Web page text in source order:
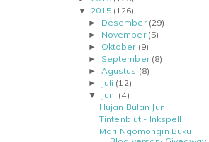
▼ 2015 (126)
► Desember (29)
► November (5)
► Oktober (9)
► September (8)
► Agustus (8)
► Juli (12)
▼ Juni (4)
Hujan Bulan Juni
Tintenblut - Inkspell
Mari Ngomongin Buku